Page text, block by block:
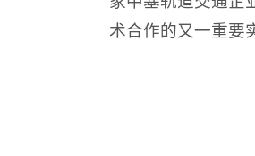
术合作的又一重要